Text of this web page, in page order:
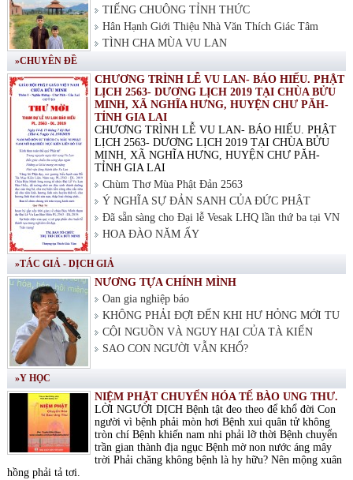
TIẾNG CHUÔNG TỈNH THỨC
Hân Hạnh Giới Thiệu Nhà Văn Thích Giác Tâm
TÌNH CHA MÙA VU LAN
»CHUYÊN ĐỀ
CHƯƠNG TRÌNH LỄ VU LAN- BÁO HIẾU. PHẬT
LỊCH 2563- DƯƠNG LỊCH 2019 TẠI CHÙA BỬU
MINH, XÃ NGHĨA HƯNG, HUYỆN CHƯ PĂH-
TỈNH GIA LAI
CHƯƠNG TRÌNH LỄ VU LAN- BÁO HIẾU. PHẬT
LỊCH 2563- DƯƠNG LỊCH 2019 TẠI CHÙA BỬU
MINH, XÃ NGHĨA HƯNG, HUYỆN CHƯ PĂH-
TỈNH GIA LAI
Chùm Thơ Mùa Phật Đản 2563
Ý NGHĨA SỰ ĐẢN SANH CỦA ĐỨC PHẬT
Đã sẵn sàng cho Đại lễ Vesak LHQ lần thứ ba tại VN
HOA ĐÀO NĂM ẤY
»TÁC GIẢ - DỊCH GIẢ
NƯƠNG TỰA CHÍNH MÌNH
Oan gia nghiệp báo
KHÔNG PHẢI ĐỢI ĐẾN KHI HƯ HỎNG MỚI TU
CỘI NGUỒN VÀ NGUY HẠI CỦA TÀ KIẾN
SAO CON NGƯỜI VẪN KHỔ?
»Y HỌC
NIỆM PHẬT CHUYỂN HÓA TẾ BÀO UNG THƯ.
LỜI NGƯỜI DỊCH Bệnh tật đeo theo để khổ đời Con
người vì bệnh phải mòn hơi Bệnh xui quân tử không
tròn chí Bệnh khiến nam nhi phải lỡ thời Bệnh chuyển
trần gian thành địa ngục Bệnh mờ non nước áng mây
trời Phải chăng không bệnh là hy hữu? Nên mộng xuân
hồng phải tả tơi.